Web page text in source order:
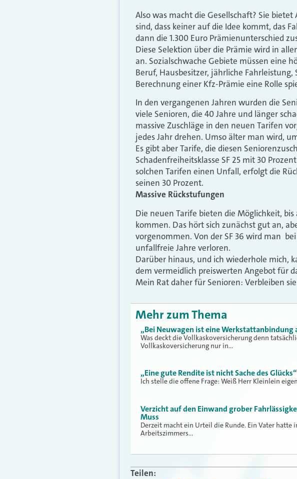
Also was macht die Gesellschaft? Sie
sind, dass keiner auf die Idee kommt, das
dann die 1.300 Euro Prämienunterschied
Diese Selektion über die Prämie wird in
an. Sozialschwache Gebiete müssen eine
Beruf, Hausbesitzer, jährliche
Berechnung einer Kfz-Prämie eine Rolle
In den vergangenen Jahren wurden die
viele Senioren, die 40 Jahre und länger
massive Zuschläge in den neuen Tarifen
jedes Jahr drehen. Umso älter man wird,
Es gibt aber Tarife, die diesen
Schadenfreiheitsklasse SF 25 mit 30
solchen Tarifen einen Unfall, erfolgt die
seinen 30 Prozent.
Massive Rückstufungen
Die neuen Tarife bieten die Möglichkeit,
kommen. Das hört sich zunächst gut an,
vorgenommen. Von der SF 36 wird man
unfallfreie Jahre verloren.
Darüber hinaus, und ich wiederhole mich,
dem vermeidlich preiswerten Angebot für
Mein Rat daher für Senioren: Verbleiben
Mehr zum Thema
„Bei Neuwagen ist eine
Was deckt die Vollkaskoversicherung denn
Vollkaskoversicherung nur in…
„Eine gute Rendite ist nicht Sache des Glücks“
Ich stelle die offene Frage: Weiß Herr Kleinlein
Verzicht auf den Einwand grober
Muss
Derzeit macht ein Urteil die Runde. Ein Vater hatte
Arbeitszimmers…
Teilen: